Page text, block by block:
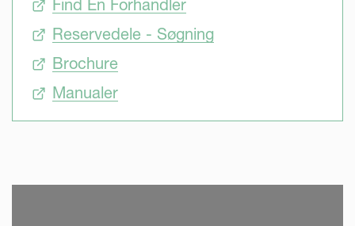
Find En Forhandler
Reservedele - Søgning
Brochure
Manualer